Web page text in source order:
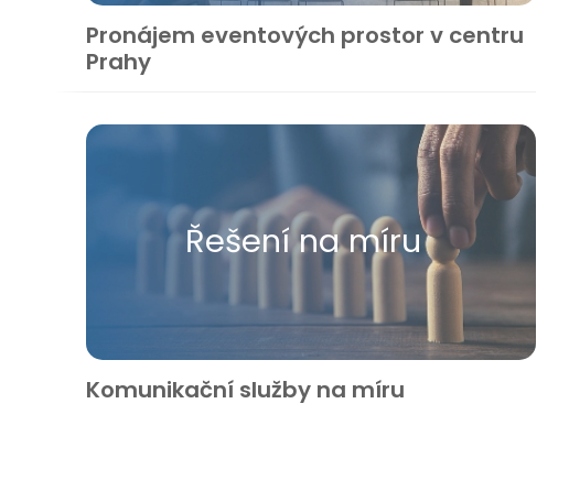
Pronájem eventových prostor v centru
Prahy
Řešení na míru
Komunikační služby na míru